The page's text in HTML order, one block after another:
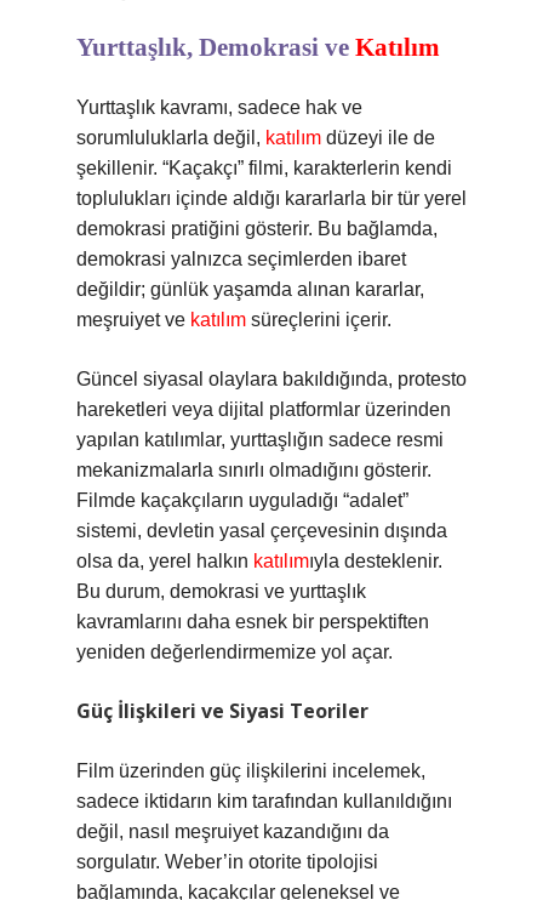
Yurttaşlık, Demokrasi ve Katılım
Yurttaşlık kavramı, sadece hak ve
sorumluluklarla değil, katılım düzeyi ile de
şekillenir. “Kaçakçı” filmi, karakterlerin kendi
toplulukları içinde aldığı kararlarla bir tür yerel
demokrasi pratiğini gösterir. Bu bağlamda,
demokrasi yalnızca seçimlerden ibaret
değildir; günlük yaşamda alınan kararlar,
meşruiyet ve katılım süreçlerini içerir.
Güncel siyasal olaylara bakıldığında, protesto
hareketleri veya dijital platformlar üzerinden
yapılan katılımlar, yurttaşlığın sadece resmi
mekanizmalarla sınırlı olmadığını gösterir.
Filmde kaçakçıların uyguladığı “adalet”
sistemi, devletin yasal çerçevesinin dışında
olsa da, yerel halkın katılımıyla desteklenir.
Bu durum, demokrasi ve yurttaşlık
kavramlarını daha esnek bir perspektiften
yeniden değerlendirmemize yol açar.
Güç İlişkileri ve Siyasi Teoriler
Film üzerinden güç ilişkilerini incelemek,
sadece iktidarın kim tarafından kullanıldığını
değil, nasıl meşruiyet kazandığını da
sorgulatır. Weber’in otorite tipolojisi
bağlamında, kaçakçılar geleneksel ve